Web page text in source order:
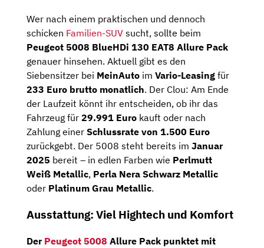
Wer nach einem praktischen und dennoch
schicken Familien-SUV sucht, sollte beim
Peugeot 5008 BlueHDi 130 EAT8 Allure Pack
genauer hinsehen. Aktuell gibt es den
Siebensitzer bei MeinAuto im Vario-Leasing für
233 Euro brutto monatlich. Der Clou: Am Ende
der Laufzeit könnt ihr entscheiden, ob ihr das
Fahrzeug für 29.991 Euro kauft oder nach
Zahlung einer Schlussrate von 1.500 Euro
zurückgebt. Der 5008 steht bereits im Januar
2025 bereit – in edlen Farben wie Perlmutt
Weiß Metallic, Perla Nera Schwarz Metallic
oder Platinum Grau Metallic.
Ausstattung: Viel Hightech und Komfort
Der Peugeot 5008 Allure Pack punktet mit